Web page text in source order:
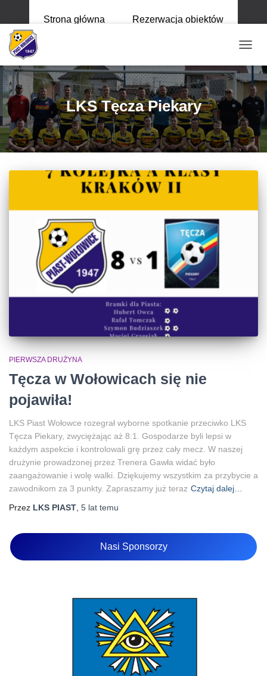
Strona główna Rezerwacja obiektów
LKS Tęcza Piekary
PIERWSZA DRUŻYNA
Tęcza w Wołowicach się nie
pojawiła!
LKS Piast Wołowce rozegrał wyborne spotkanie przeciwko LKS
Tęcza Piekary, zwyciężając aż 8:1. Gospodarze byli lepsi w
każdym aspekcie i kontrolowali grę przez cały mecz. W naszej
drużynie prowadzonej przez Trenera Gawła widać było
zaangażowanie i wolę walki. Dziękujemy wszystkim za przybycie a
zawodnikom za 3 punkty. Zapraszamy już teraz Czytaj dalej…
Przez LKS PIAST 5 lat temu
Nasi Sponsorzy